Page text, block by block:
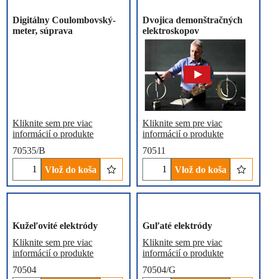
Digitálny Coulombovský-
meter, súprava
Kliknite sem pre viac
informácií o produkte
70535/B
Vlož do koša
Dvojica demonštračných
elektroskopov
Kliknite sem pre viac
informácií o produkte
70511
Vlož do koša
Kužeľovité elektródy
Kliknite sem pre viac
informácií o produkte
70504
Guľaté elektródy
Kliknite sem pre viac
informácií o produkte
70504/G